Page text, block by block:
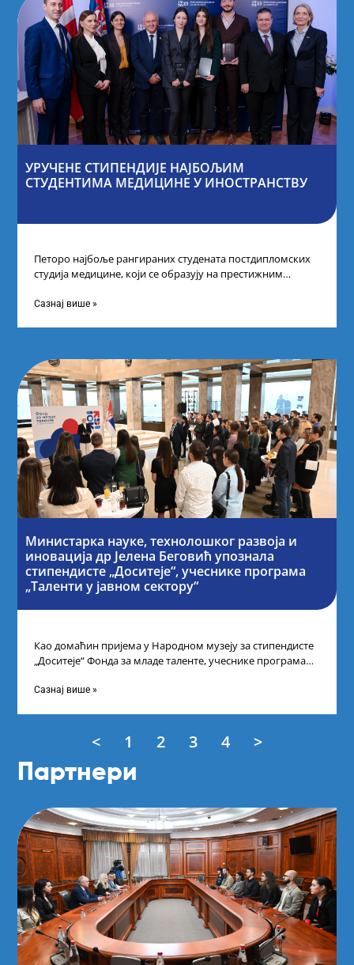
УРУЧЕНЕ СТИПЕНДИЈЕ НАЈБОЉИМ
СТУДЕНТИМА МЕДИЦИНЕ У ИНОСТРАНСТВУ
Петоро најбоље рангираних студената постдипломских
студија медицине, који се образују на престижним
стипендије од
Сазнај више »
Министарка науке, технолошког развоја и
иновација др Јелена Беговић упознала
стипендисте „Доситеје“, учеснике програма
„Таленти у јавном сектору“
Као домаћин пријема у Народном музеју за стипендисте
„Доситеје“ Фонда за младе таленте, учеснике програма
Сазнај више »
< 1 2 3 4 >
Партнери